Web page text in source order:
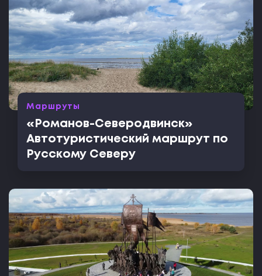
Маршруты
«Романов-Северодвинск»
Автотуристический маршрут по
Русскому Северу